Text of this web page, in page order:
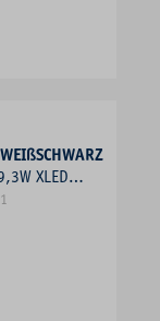
XLED
Kst IP44